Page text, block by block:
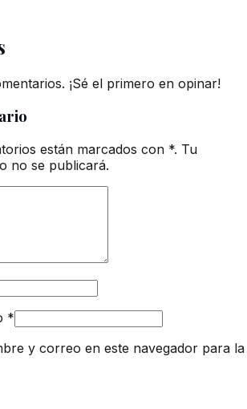
¡Sé el primero en opinar!
están marcados con *. Tu
no se publicará.
*
y correo en este navegador para la